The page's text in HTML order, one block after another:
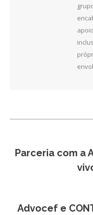
de
Parceria com a
Advocef e